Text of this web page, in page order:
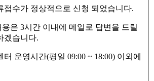
접수가 정상적으로 신청 되었습니다.
은 3시간 이내에 메일로 답변을 드릴
겠습니다.
터 운영시간(평일 09:00 ~ 18:00) 이외에